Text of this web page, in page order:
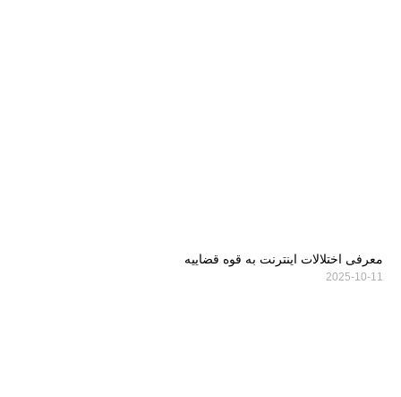
معرفی اختلالات اینترنت به قوه قضاییه
2025-10-11